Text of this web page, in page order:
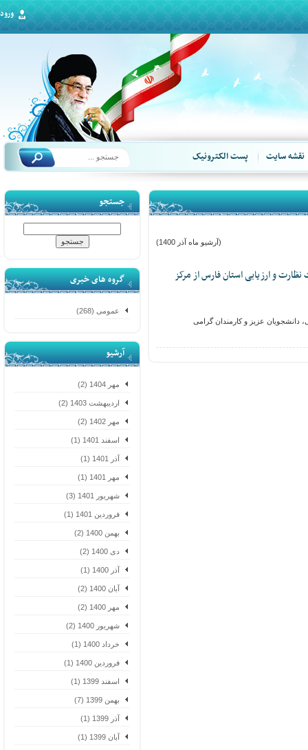
ورود
سایت پست الکترونیک
جستجو
گروه های خبری
عمومی (268)
آرشیو
مهر 1404 (2)
اردیبهشت 1403 (2)
مهر 1402 (2)
اسفند 1401 (1)
آذر 1401 (1)
مهر 1401 (1)
شهریور 1401 (3)
فروردین 1401 (1)
بهمن 1400 (2)
دی 1400 (2)
آذر 1400 (1)
آبان 1400 (2)
مهر 1400 (2)
شهریور 1400 (2)
خرداد 1400 (1)
فروردین 1400 (1)
اسفند 1399 (1)
بهمن 1399 (7)
آذر 1399 (1)
آبان 1399 (1)
(آرشیو ماه آذر 1400)
و ارزیابی استان فارس از مرکز
عزیز و کارمندان گرامی